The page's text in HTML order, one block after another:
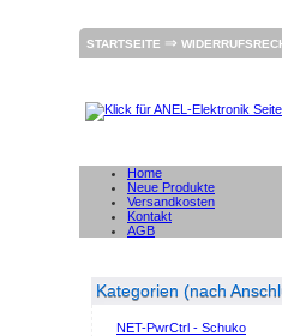
STARTSEITE ⇒
Home
Neue Produkte
Versandkosten
Kontakt
AGB
Kategorien (nach
NET-PwrCtrl - Schuko